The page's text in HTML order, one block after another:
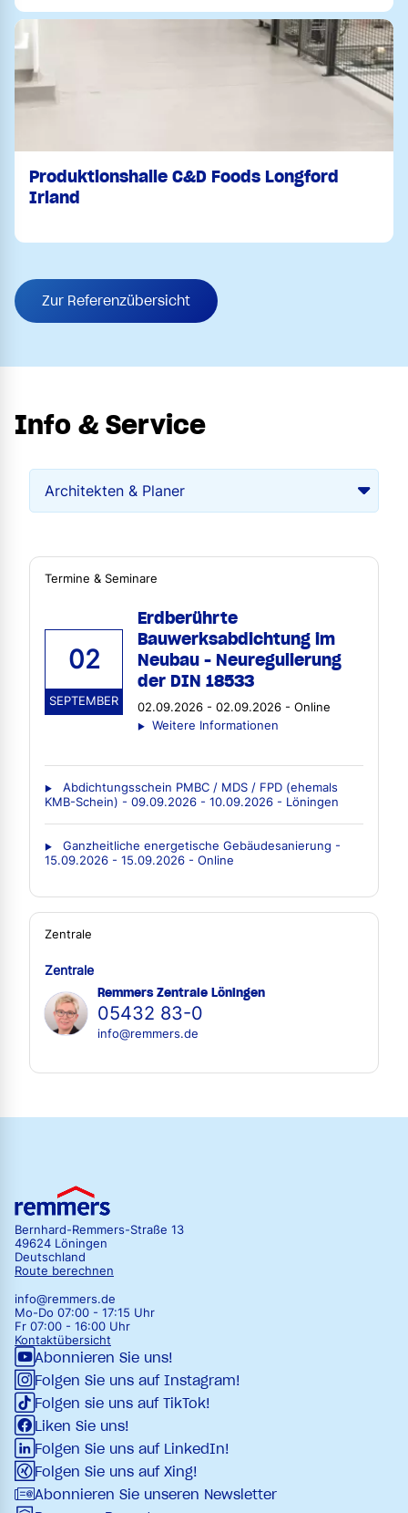
Produktionshalle C&D Foods Longford
Irland
Zur Referenzübersicht
Info & Service
Termine & Seminare
02
SEPTEMBER
Erdberührte
Bauwerksabdichtung im
Neubau - Neuregulierung
der DIN 18533
02.09.2026 - 02.09.2026 - Online
Weitere Informationen
Abdichtungsschein PMBC / MDS / FPD (ehemals
KMB-Schein) - 09.09.2026 - 10.09.2026 - Löningen
Ganzheitliche energetische Gebäudesanierung -
15.09.2026 - 15.09.2026 - Online
Zentrale
Zentrale
Remmers Zentrale Löningen
05432 83-0
info@remmers.de
Bernhard-Remmers-Straße 13
49624 Löningen
Deutschland
Route berechnen
info@remmers.de
Mo-Do 07:00 - 17:15 Uhr
Fr 07:00 - 16:00 Uhr
Kontaktübersicht
Abonnieren Sie uns!
Folgen Sie uns auf Instagram!
Folgen sie uns auf TikTok!
Liken Sie uns!
Folgen Sie uns auf LinkedIn!
Folgen Sie uns auf Xing!
Abonnieren Sie unseren Newsletter